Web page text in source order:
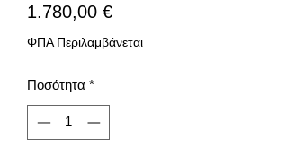
1.780,00 €Τιμή
ΦΠΑ Περιλαμβάνεται
Ποσότητα *